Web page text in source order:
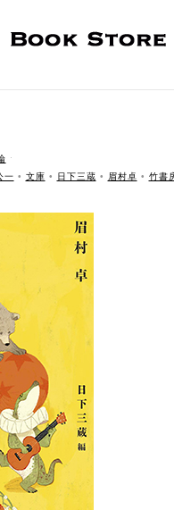
ˑ
一 • 文庫 • 日下三蔵 • 眉村卓 • 竹書